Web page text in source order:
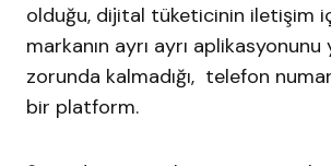
olduğu, dijital tüketicinin iletişim
markanın ayrı ayrı
zorunda kalmadığı, telefon
bir platform.